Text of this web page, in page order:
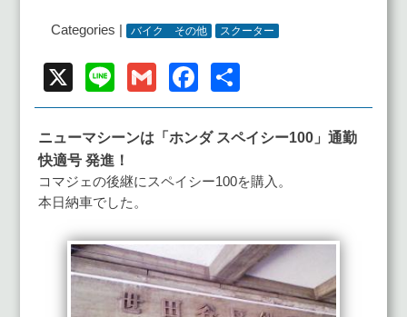
Categories | バイク その他 スクーター
X Line GmailFacebook
有
ニューマシーンは「ホンダ スペイシー100」通勤
快適号 発進！
コマジェの後継にスペイシー100を購入。
本日納車でした。